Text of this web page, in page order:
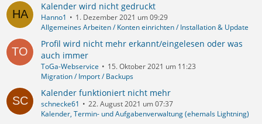
Kalender wird nicht gedruckt
Hanno1
1. Dezember 2021 um 09:29
Allgemeines Arbeiten / Konten einrichten / Installation & Update
Profil wird nicht mehr erkannt/eingelesen oder was
auch immer
ToGa-Webservice
15. Oktober 2021 um 11:23
Migration / Import / Backups
Kalender funktioniert nicht mehr
schnecke61
22. August 2021 um 07:37
Kalender, Termin- und Aufgabenverwaltung (ehemals Lightning)